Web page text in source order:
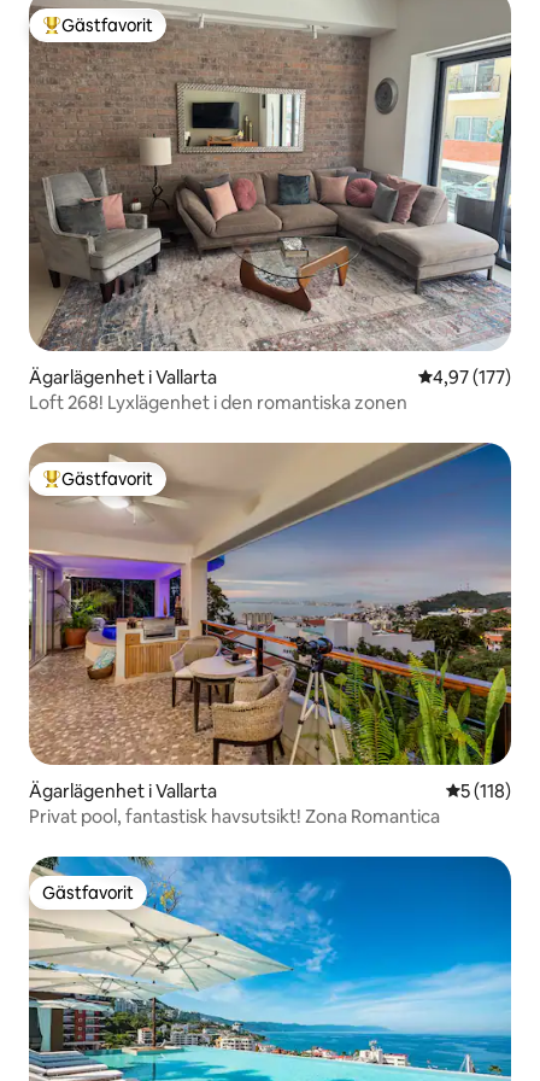
Populär gästfavorit
Gästfavorit
Ägarlägenhet i Vallarta 4,97 av 5 i
4,97 (177)
Loft 268! Lyxlägenhet i den romantiska zonen
Populär gästfavorit
Gästfavorit
Ägarlägenhet i Vallarta 5 av 5 i
5 (118)
Privat pool, fantastisk havsutsikt! Zona Romantica
Gästfavorit
Gästfavorit